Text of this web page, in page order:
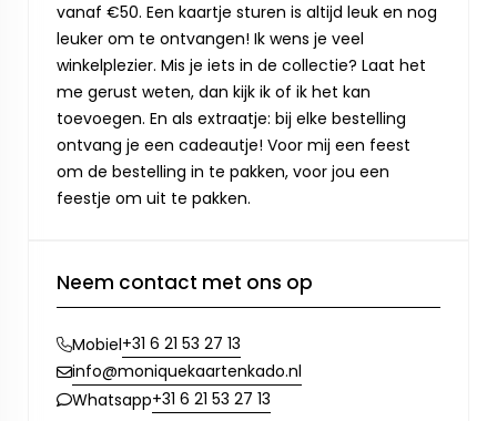
vanaf €50. Een kaartje sturen is altijd leuk en nog
leuker om te ontvangen! Ik wens je veel
winkelplezier. Mis je iets in de collectie? Laat het
me gerust weten, dan kijk ik of ik het kan
toevoegen. En als extraatje: bij elke bestelling
ontvang je een cadeautje! Voor mij een feest
om de bestelling in te pakken, voor jou een
feestje om uit te pakken.
Neem contact met ons op
Mobiel+31 6 21 53 27 13
info@moniquekaartenkado.nl
Whatsapp+31 6 21 53 27 13